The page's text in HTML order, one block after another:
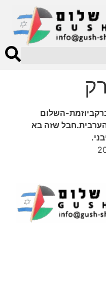
השלום
הערבית.חבל שזה בא